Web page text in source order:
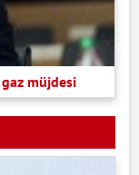
müjdesi